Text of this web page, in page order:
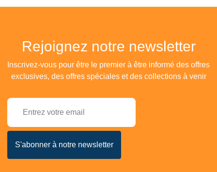
Rejoignez notre newsletter
Inscrivez-vous pour être le premier à être informé des offres
exclusives, des offres spéciales et des collections à venir